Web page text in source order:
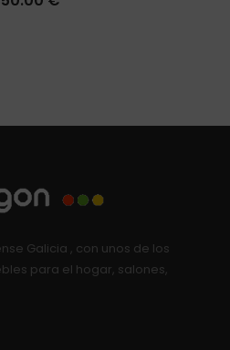
Galicia , con unos de los
para el hogar, salones,